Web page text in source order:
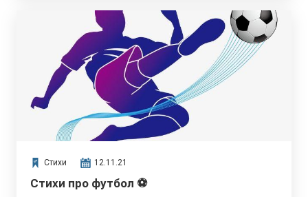
Стихи 12.11.21
Стихи про футбол ⚽